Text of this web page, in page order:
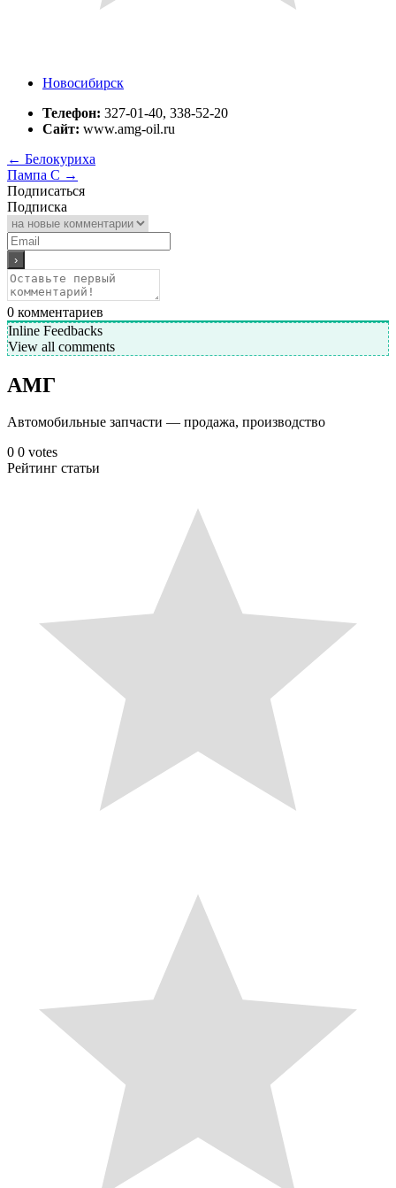
Новосибирск
Телефон: 327-01-40, 338-52-20
Сайт: www.amg-oil.ru
← Белокуриха
Пампа С →
Подписаться
Подписка
0 комментариев
Inline Feedbacks
View all comments
АМГ
Автомобильные запчасти — продажа, производство
0 0 votes
Рейтинг статьи